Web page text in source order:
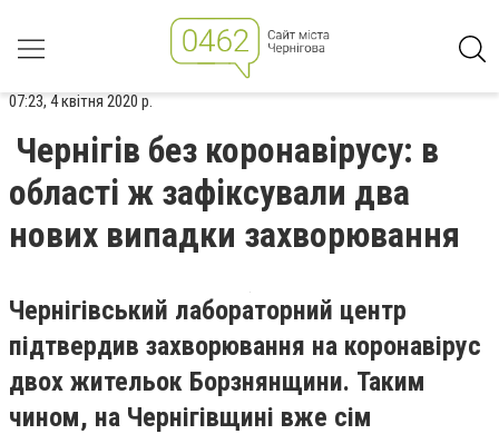
07:23, 4 квітня 2020 р.
Чернігів без коронавірусу: в
області ж зафіксували два
нових випадки захворювання
Чернігівський лабораторний центр
підтвердив захворювання на коронавірус
двох жительок Борзнянщини. Таким
чином, на Чернігівщині вже сім